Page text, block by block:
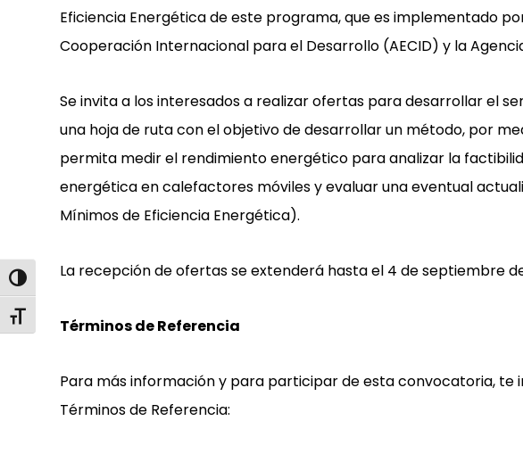
Alternar alto contraste
Alternar tamaño de letra
Eficiencia Energética de este programa, que es implementado
Cooperación Internacional para el Desarrollo (AECID) y la
Se invita a los interesados a realizar ofertas para desarrollar el
una hoja de ruta con el objetivo de desarrollar un método, por
permita medir el rendimiento energético para analizar la
energética en calefactores móviles y evaluar una eventual
Mínimos de Eficiencia Energética).
La recepción de ofertas se extenderá hasta el 4 de septiembre de
Términos de Referencia
Para más información y para participar de esta convocatoria, te
Términos de Referencia: